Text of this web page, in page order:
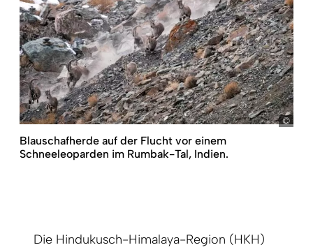
Blauschafherde auf der Flucht vor einem
Schneeleoparden im Rumbak-Tal, Indien.
Die Hindukusch-Himalaya-Region (HKH)